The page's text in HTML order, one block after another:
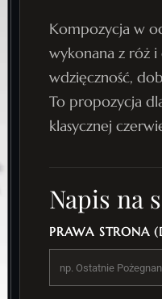
Kompozycja w
wykonana z róż
wdzięczność,
To propozycja
klasycznej
Napis na
PRAWA STRONA